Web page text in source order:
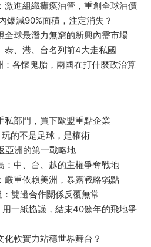
進組織癱瘓油管，重創全球油價
減90%面積，注定消失？
球最潛力無窮的新興內需市場
、港、台名列前4大走私國
各懷鬼胎，兩國在打什麼政治算
部門，買下歐盟重點企業
的不是足球，是權術
亞洲的第一戰略地
中、台、越的主權爭奪戰地
重依賴美洲，暴露戰略弱點
雙邊合作關係反覆無常
一紙協議，結束40餘年的飛地爭
軟實力站穩世界舞台？